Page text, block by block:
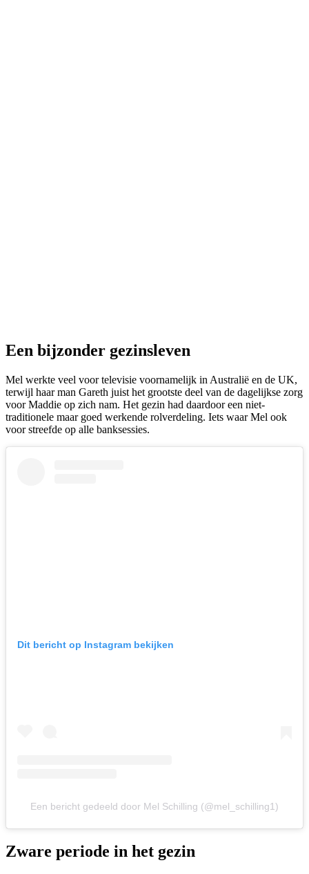
Een bijzonder gezinsleven
Mel werkte veel voor televisie voornamelijk in Australië en de UK,
terwijl haar man Gareth juist het grootste deel van de dagelijkse zorg
voor Maddie op zich nam. Het gezin had daardoor een niet-
traditionele maar goed werkende rolverdeling. Iets waar Mel ook
voor streefde op alle banksessies.
Dit bericht op Instagram bekijken
Een bericht gedeeld door Mel Schilling (@mel_schilling1)
Zware periode in het gezin